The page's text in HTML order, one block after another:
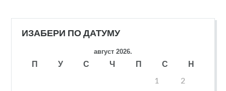
ИЗАБЕРИ ПО ДАТУМУ
август 2026.
П У С Ч П С
Н
1
2